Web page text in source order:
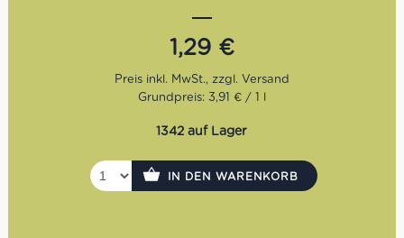
Eigenschaften auf einen
Blick
Italienisches Erfrischungsgetränk – Cola ohne
Aluminiumdose mit DPG-Einwegpfand
Geeignet für:
Zuckerfreie, vegane und glutenfreie
Ernährung
1,29 €
Grundpreis: 3,91 € / 1 l
1342 auf Lager
IN DEN WARENKORB